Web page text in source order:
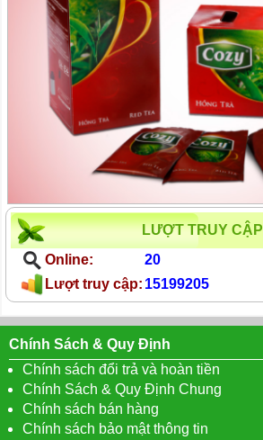
LƯỢT TRUY CẬP
Online:
20
Lượt truy cập: 15199205
Chính Sách & Quy Định
Chính sách đổi trả và hoàn tiền
Chính Sách & Quy Định Chung
Chính sách bán hàng
Chính sách bảo mật thông tin